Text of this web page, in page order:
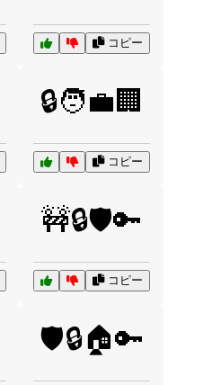
コピー
🔒🧑‍💼🏢
コピー
🚧🔒🛡️🔑
コピー
🛡️🔒🏠🔑